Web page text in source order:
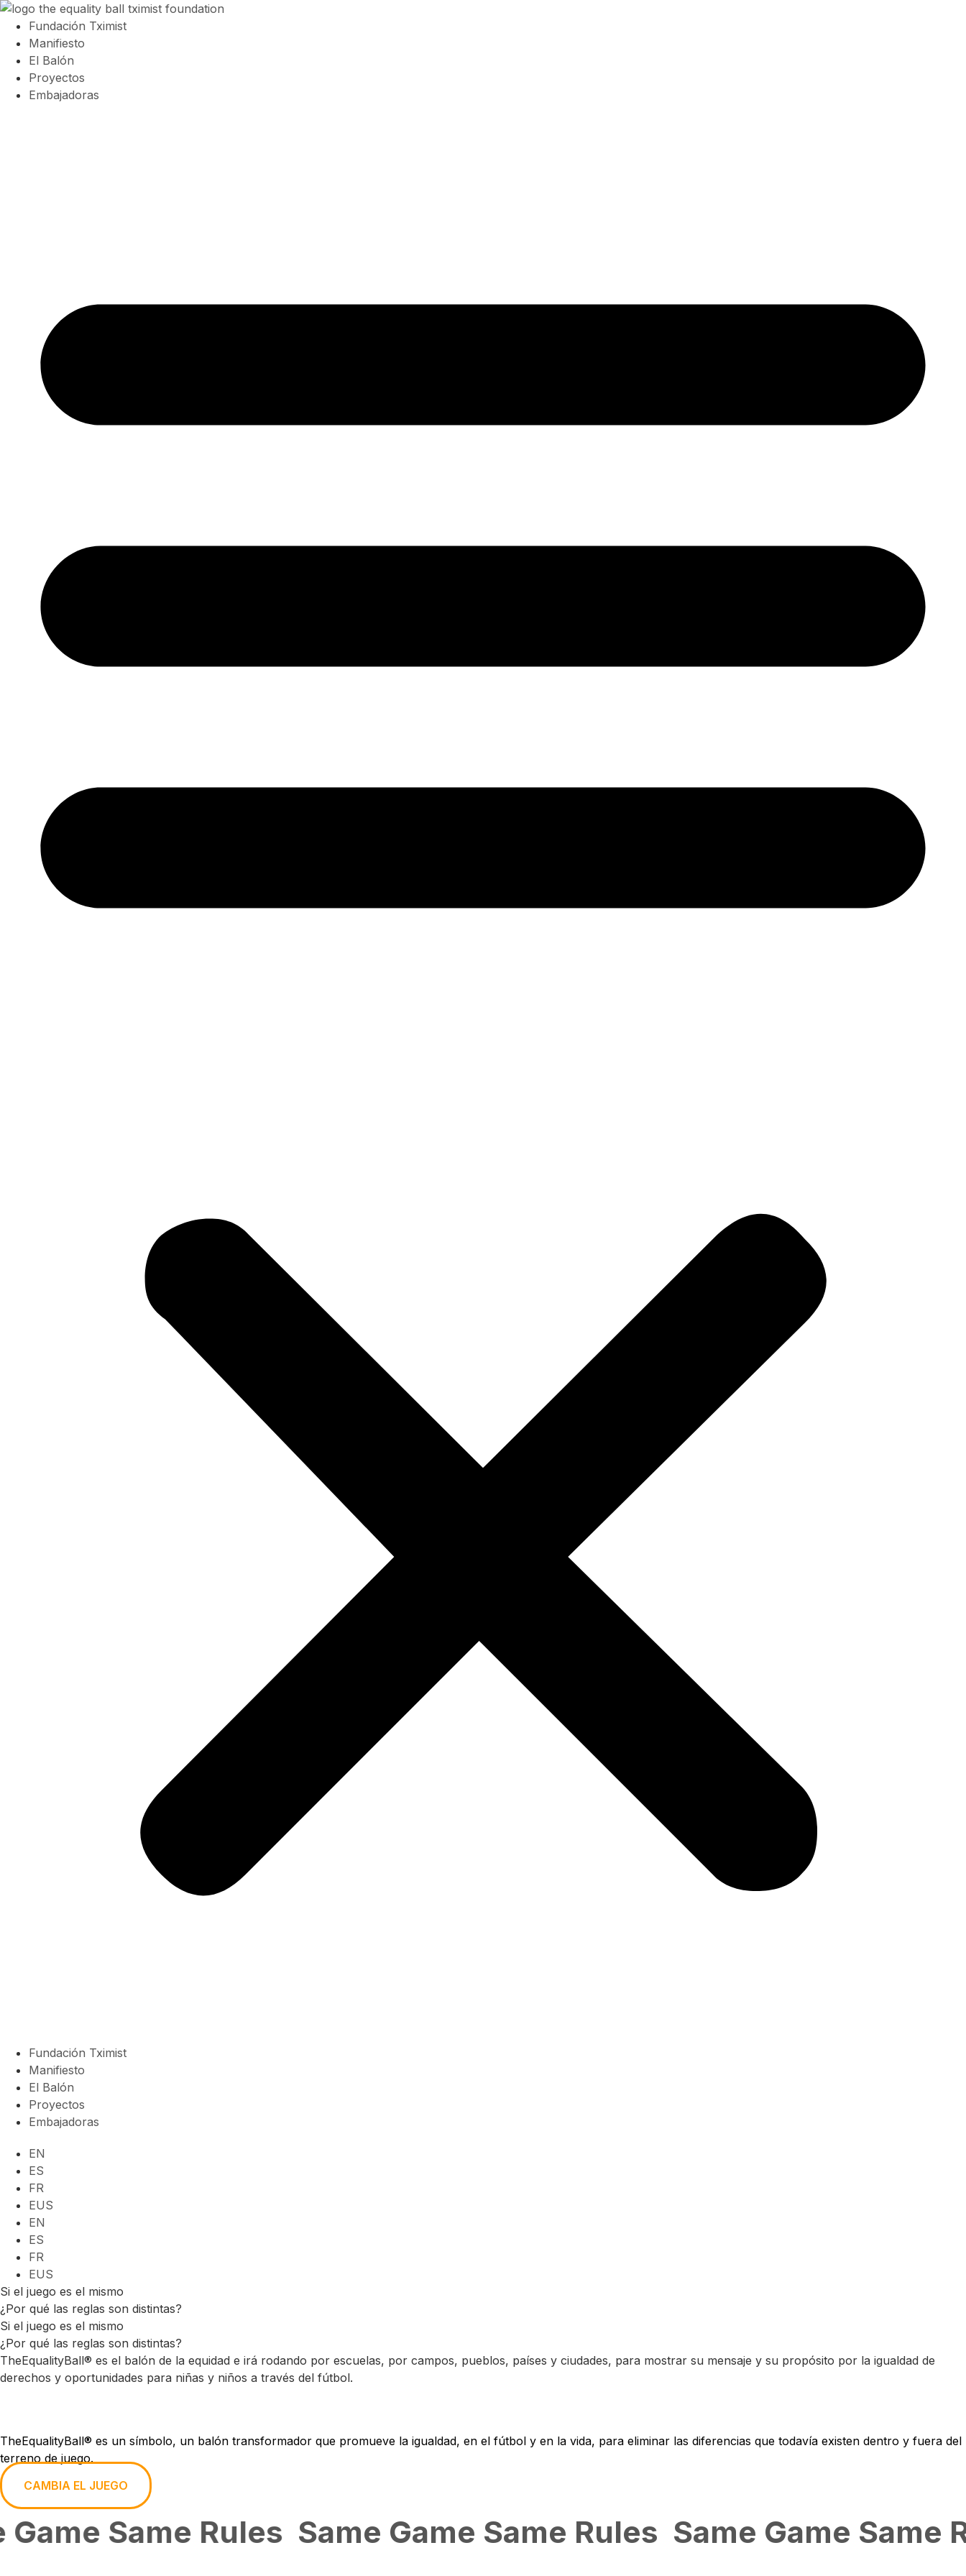
Fundación Tximist
Manifiesto
El Balón
Proyectos
Embajadoras
Fundación Tximist
Manifiesto
El Balón
Proyectos
Embajadoras
EN
ES
FR
EUS
EN
ES
FR
EUS
Si el juego es el mismo
¿Por qué las reglas son distintas?
Si el juego es el mismo
¿Por qué las reglas son distintas?
TheEqualityBall® es el balón de la equidad e irá rodando por escuelas, por campos, pueblos, países y ciudades, para mostrar su mensaje y su propósito por la igualdad de
derechos y oportunidades para niñas y niños a través del fútbol.
TheEqualityBall® es un símbolo, un balón transformador que promueve la igualdad, en el fútbol y en la vida, para eliminar las diferencias que todavía existen dentro y fuera del
terreno de juego.
CAMBIA EL JUEGO
Same RulesSame Game Same RulesSame Game Same